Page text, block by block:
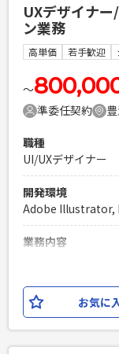
む） ・定例や会議
必須スキル
・UIデザイン経験
根拠としてデザイ
PHPを用いた
Laravelを用い
エンジニア複数
UXデザイナ
ン業務
高単価 若手歓迎
〜
準委任契約
職種
UI/UXデザイナー
開発環境
Adobe Illustrator,
業務内容
す。 UI/UXチー
きます。 【業務内
性） ・社内への
お気に